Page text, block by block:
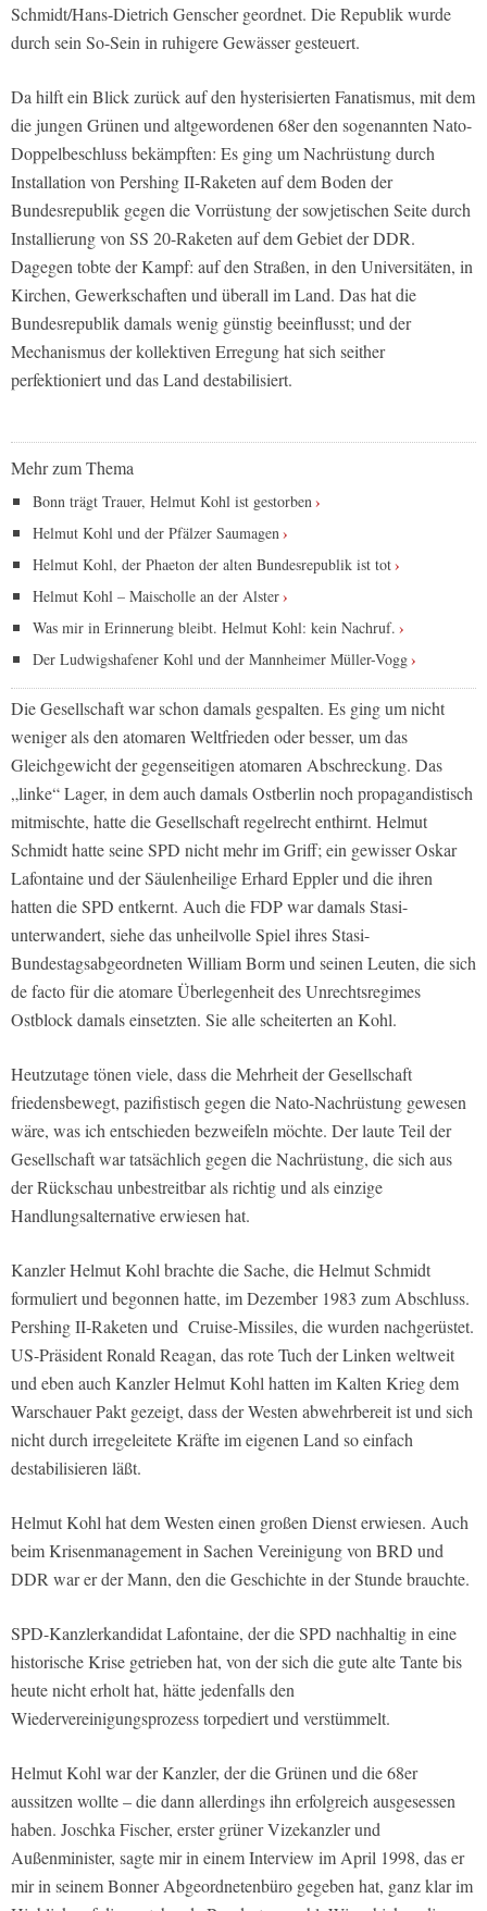
Schmidt/Hans-Dietrich Genscher geordnet. Die Republik wurde
durch sein So-Sein in ruhigere Gewässer gesteuert.
Da hilft ein Blick zurück auf den hysterisierten Fanatismus, mit dem
die jungen Grünen und altgewordenen 68er den sogenannten Nato-
Doppelbeschluss bekämpften: Es ging um Nachrüstung durch
Installation von Pershing II-Raketen auf dem Boden der
Bundesrepublik gegen die Vorrüstung der sowjetischen Seite durch
Installierung von SS 20-Raketen auf dem Gebiet der DDR.
Dagegen tobte der Kampf: auf den Straßen, in den Universitäten, in
Kirchen, Gewerkschaften und überall im Land. Das hat die
Bundesrepublik damals wenig günstig beeinflusst; und der
Mechanismus der kollektiven Erregung hat sich seither
perfektioniert und das Land destabilisiert.
Mehr zum Thema
Bonn trägt Trauer, Helmut Kohl ist gestorben
Helmut Kohl und der Pfälzer Saumagen
Helmut Kohl, der Phaeton der alten Bundesrepublik ist tot
Helmut Kohl – Maischolle an der Alster
Was mir in Erinnerung bleibt. Helmut Kohl: kein Nachruf.
Der Ludwigshafener Kohl und der Mannheimer Müller-Vogg
Die Gesellschaft war schon damals gespalten. Es ging um nicht
weniger als den atomaren Weltfrieden oder besser, um das
Gleichgewicht der gegenseitigen atomaren Abschreckung. Das
„linke“ Lager, in dem auch damals Ostberlin noch propagandistisch
mitmischte, hatte die Gesellschaft regelrecht enthirnt. Helmut
Schmidt hatte seine SPD nicht mehr im Griff; ein gewisser Oskar
Lafontaine und der Säulenheilige Erhard Eppler und die ihren
hatten die SPD entkernt. Auch die FDP war damals Stasi-
unterwandert, siehe das unheilvolle Spiel ihres Stasi-
Bundestagsabgeordneten William Borm und seinen Leuten, die sich
de facto für die atomare Überlegenheit des Unrechtsregimes
Ostblock damals einsetzten. Sie alle scheiterten an Kohl.
Heutzutage tönen viele, dass die Mehrheit der Gesellschaft
friedensbewegt, pazifistisch gegen die Nato-Nachrüstung gewesen
wäre, was ich entschieden bezweifeln möchte. Der laute Teil der
Gesellschaft war tatsächlich gegen die Nachrüstung, die sich aus
der Rückschau unbestreitbar als richtig und als einzige
Handlungsalternative erwiesen hat.
Kanzler Helmut Kohl brachte die Sache, die Helmut Schmidt
formuliert und begonnen hatte, im Dezember 1983 zum Abschluss.
Pershing II-Raketen und Cruise-Missiles, die wurden nachgerüstet.
US-Präsident Ronald Reagan, das rote Tuch der Linken weltweit
und eben auch Kanzler Helmut Kohl hatten im Kalten Krieg dem
Warschauer Pakt gezeigt, dass der Westen abwehrbereit ist und sich
nicht durch irregeleitete Kräfte im eigenen Land so einfach
destabilisieren läßt.
Helmut Kohl hat dem Westen einen großen Dienst erwiesen. Auch
beim Krisenmanagement in Sachen Vereinigung von BRD und
DDR war er der Mann, den die Geschichte in der Stunde brauchte.
SPD-Kanzlerkandidat Lafontaine, der die SPD nachhaltig in eine
historische Krise getrieben hat, von der sich die gute alte Tante bis
heute nicht erholt hat, hätte jedenfalls den
Wiedervereinigungsprozess torpediert und verstümmelt.
Helmut Kohl war der Kanzler, der die Grünen und die 68er
aussitzen wollte – die dann allerdings ihn erfolgreich ausgesessen
haben. Joschka Fischer, erster grüner Vizekanzler und
Außenminister, sagte mir in einem Interview im April 1998, das er
mir in seinem Bonner Abgeordnetenbüro gegeben hat, ganz klar im